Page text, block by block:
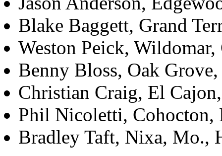
Blake Baggett, Grand
Weston Peick,
Benny Bloss, Oak
Christian Craig, El
Phil Nicoletti, Cohocton,
Bradley Taft, Nixa, Mo.,